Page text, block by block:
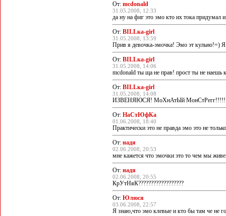
От: mcdonald
31.05.2008, 12:33
да ну на фиг это эмо кто их тока придумал
От: BILLка-girl
31.05.2008, 13:59
Прив я девочка-эмочка! Эмо эт
От: BILLка-girl
31.05.2008, 14:06
mcdonald ты ща не прав! прост ты не
От: BILLка-girl
31.05.2008, 14:08
ИЗВЕНЯЮСЯ! МоХнАтЫй
От: НаСтЮфКа
01.06.2008, 18:40
Практически это не правда эмо это не
От: надя
02.06.2008, 20:53
мне кажется что эмочки это то чем мы
От: надя
02.06.2008, 20:55
КрУтНяК??????????????????
От: Юлюся
03.06.2008, 22:57
Я знаю,что эмо клевые и кто бы там че не